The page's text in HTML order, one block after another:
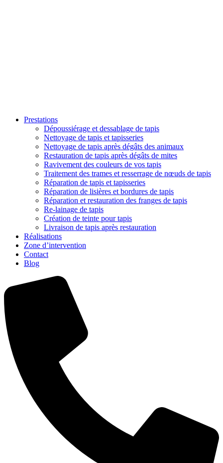
Prestations
Dépoussiérage et dessablage de tapis
Nettoyage de tapis et tapisseries
Nettoyage de tapis après dégâts des animaux
Restauration de tapis après dégâts de mites
Ravivement des couleurs de vos tapis
Traitement des trames et resserrage de nœuds de tapis
Réparation de tapis et tapisseries
Réparation de lisières et bordures de tapis
Réparation et restauration des franges de tapis
Re-lainage de tapis
Création de teinte pour tapis
Livraison de tapis après restauration
Réalisations
Zone d’intervention
Contact
Blog